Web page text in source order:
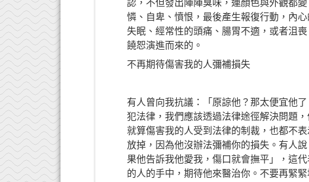
認，不但發出陣陣臭味，連顏色與外觀都
憐、自卑、憤恨，最後產生報復行動，內
失眠、經常性的頭痛、腸胃不適，或者沮
饒恕演進而來的。
不再期待傷害我的人彌補損失
有人曾向我抗議：「原諒他？那太便宜他
犯法律，我們應該透過法律途徑解決問題
就算傷害我的人受到法律的制裁，也都不
放掉，因為他沒辦法彌補你的損失。有人
果他告訴我他愛我，傷口就會撫平」，這
的人的手中，期待他來醫治你。不要再緊